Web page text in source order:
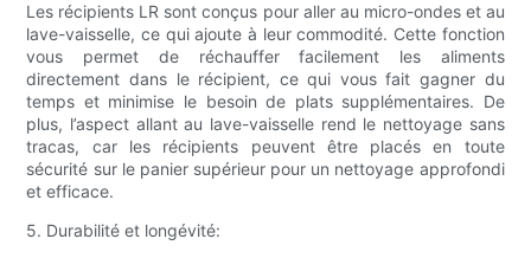
Les récipients LR sont conçus pour aller au micro-ondes et au
lave-vaisselle, ce qui ajoute à leur commodité. Cette fonction
vous permet de réchauffer facilement les aliments
directement dans le récipient, ce qui vous fait gagner du
temps et minimise le besoin de plats supplémentaires. De
plus, l’aspect allant au lave-vaisselle rend le nettoyage sans
tracas, car les récipients peuvent être placés en toute
sécurité sur le panier supérieur pour un nettoyage approfondi
et efficace.
5. Durabilité et longévité: